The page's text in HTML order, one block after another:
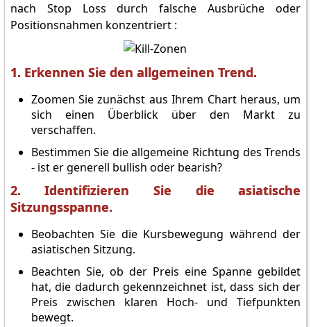
nach Stop Loss durch falsche Ausbrüche oder
Positionsnahmen konzentriert :
1. Erkennen Sie den allgemeinen Trend.
Zoomen Sie zunächst aus Ihrem Chart heraus, um
sich einen Überblick über den Markt zu
verschaffen.
Bestimmen Sie die allgemeine Richtung des Trends
- ist er generell bullish oder bearish?
2. Identifizieren Sie die asiatische
Sitzungsspanne.
Beobachten Sie die Kursbewegung während der
asiatischen Sitzung.
Beachten Sie, ob der Preis eine Spanne gebildet
hat, die dadurch gekennzeichnet ist, dass sich der
Preis zwischen klaren Hoch- und Tiefpunkten
bewegt.